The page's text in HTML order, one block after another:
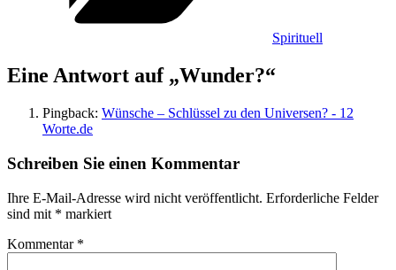
Spirituell
Eine Antwort auf „Wunder?“
Pingback: Wünsche – Schlüssel zu den Universen? - 12
Worte.de
Schreiben Sie einen Kommentar
Ihre E-Mail-Adresse wird nicht veröffentlicht. Erforderliche Felder
sind mit * markiert
Kommentar *